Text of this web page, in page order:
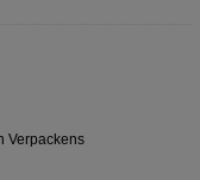
Verpackens